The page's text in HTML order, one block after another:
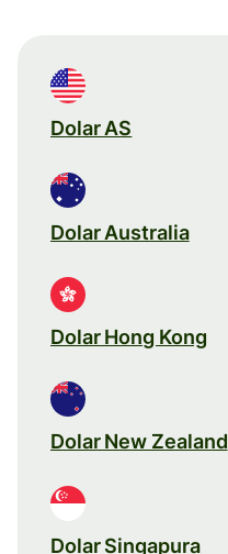
Dolar AS
Dolar Australia
Dolar Hong Kong
Dolar New Zealand
Dolar Singapura